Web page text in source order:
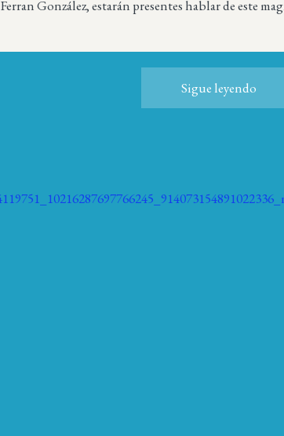
Ferran González, estarán presentes hablar de este
Sigue leyendo